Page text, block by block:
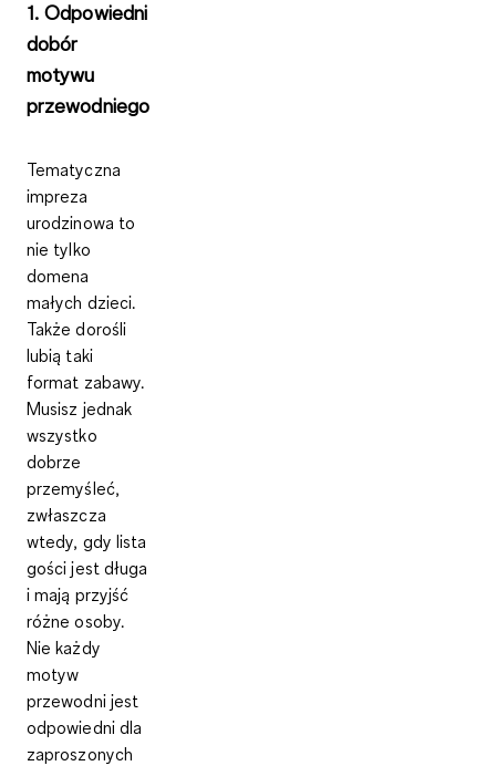
1. Odpowiedni
dobór
motywu
przewodniego
Tematyczna
impreza
urodzinowa to
nie tylko
domena
małych dzieci.
Także dorośli
lubią taki
format zabawy.
Musisz jednak
wszystko
dobrze
przemyśleć,
zwłaszcza
wtedy, gdy lista
gości jest długa
i mają przyjść
różne osoby.
Nie każdy
motyw
przewodni jest
odpowiedni dla
zaproszonych